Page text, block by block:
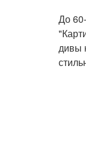
До
дивы